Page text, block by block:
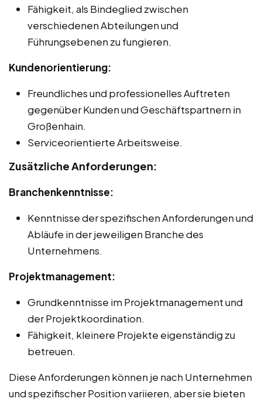
Fähigkeit, als Bindeglied zwischen
verschiedenen Abteilungen und
Führungsebenen zu fungieren.
Kundenorientierung:
Freundliches und professionelles Auftreten
gegenüber Kunden und Geschäftspartnern in
Großenhain.
Serviceorientierte Arbeitsweise.
Zusätzliche Anforderungen:
Branchenkenntnisse:
Kenntnisse der spezifischen Anforderungen und
Abläufe in der jeweiligen Branche des
Unternehmens.
Projektmanagement:
Grundkenntnisse im Projektmanagement und
der Projektkoordination.
Fähigkeit, kleinere Projekte eigenständig zu
betreuen.
Diese Anforderungen können je nach Unternehmen
und spezifischer Position variieren, aber sie bieten